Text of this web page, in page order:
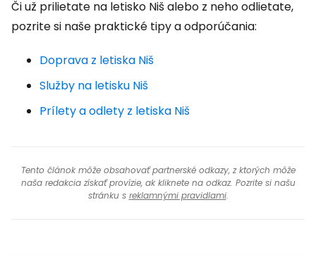
Či už prilietate na letisko Niš alebo z neho odlietate,
pozrite si naše praktické tipy a odporúčania:
Doprava z letiska Niš
Služby na letisku Niš
Prílety a odlety z letiska Niš
Tento článok môže obsahovať partnerské odkazy, z ktorých môže
naša redakcia získať provízie, ak kliknete na odkaz. Pozrite si našu
stránku s reklamnými pravidlami.